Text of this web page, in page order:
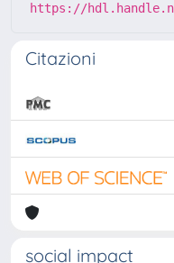
https://
Citazioni
social impact